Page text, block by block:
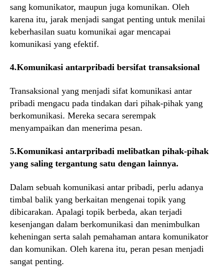
sang komunikator, maupun juga komunikan. Oleh
karena itu, jarak menjadi sangat penting untuk menilai
keberhasilan suatu komunikai agar mencapai
komunikasi yang efektif.
4.Komunikasi antarpribadi bersifat transaksional
Transaksional yang menjadi sifat komunikasi antar
pribadi mengacu pada tindakan dari pihak-pihak yang
berkomunikasi. Mereka secara serempak
menyampaikan dan menerima pesan.
5.Komunikasi antarpribadi melibatkan pihak-pihak
yang saling tergantung satu dengan lainnya.
Dalam sebuah komunikasi antar pribadi, perlu adanya
timbal balik yang berkaitan mengenai topik yang
dibicarakan. Apalagi topik berbeda, akan terjadi
kesenjangan dalam berkomunikasi dan menimbulkan
keheningan serta salah pemahaman antara komunikator
dan komunikan. Oleh karena itu, peran pesan menjadi
sangat penting.